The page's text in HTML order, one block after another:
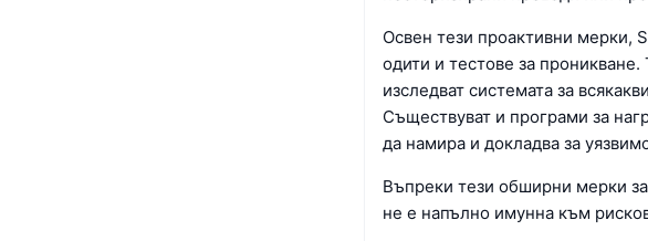
Освен тези проактивни мерки,
одити и тестове за
изследват системата за
Съществуват и програми за
да намира и докладва за
Въпреки тези обширни мерки
не е напълно имунна към